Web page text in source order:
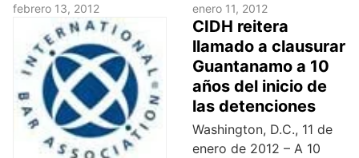
febrero 13, 2012 enero 11, 2012
CIDH reitera
llamado a clausurar
Guantanamo a 10
años del inicio de
las detenciones
Washington, D.C., 11 de
enero de 2012 – A 10